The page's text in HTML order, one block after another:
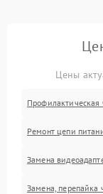
Цены
Профилактическая
Ремонт цепи
Замена
Замена, перепайка